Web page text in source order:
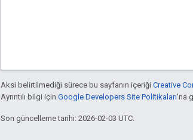
Aksi belirtilmediği sürece bu sayfanın içeriği Creative
Ayrıntılı bilgi için Google Developers Site Politikaları'na
Son güncelleme tarihi: 2026-02-03 UTC.